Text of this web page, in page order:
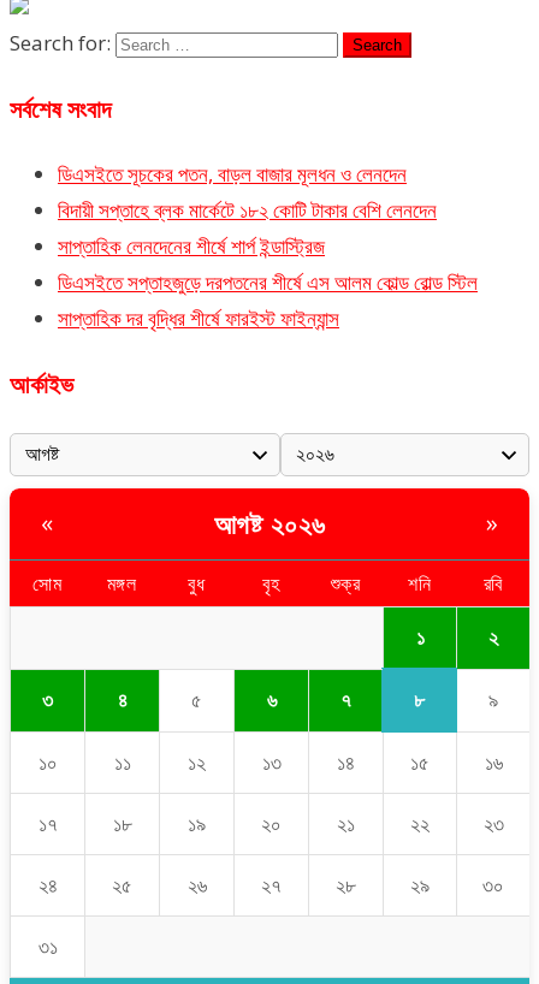
Search for:
সর্বশেষ সংবাদ
ডিএসইতে সূচকের পতন, বাড়ল বাজার মূলধন ও লেনদেন
বিদায়ী সপ্তাহে ব্লক মার্কেটে ১৮২ কোটি টাকার বেশি লেনদেন
সাপ্তাহিক লেনদেনের শীর্ষে শার্প ইন্ডাস্ট্রিজ
ডিএসইতে সপ্তাহজুড়ে দরপতনের শীর্ষে এস আলম কোল্ড রোল্ড স্টিল
সাপ্তাহিক দর বৃদ্ধির শীর্ষে ফারইস্ট ফাইন্যান্স
আর্কাইভ
« আগষ্ট ২০২৬ »
সোম মঙ্গল বুধ বৃহ শুক্র শনি রবি
১ ২
৩ ৪ ৫ ৬ ৭ ৮ ৯
১০ ১১ ১২ ১৩ ১৪ ১৫ ১৬
১৭ ১৮ ১৯ ২০ ২১ ২২ ২৩
২৪ ২৫ ২৬ ২৭ ২৮ ২৯ ৩০
৩১